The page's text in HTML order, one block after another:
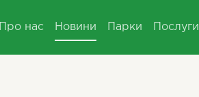
Про нас Новини Парки Послуги